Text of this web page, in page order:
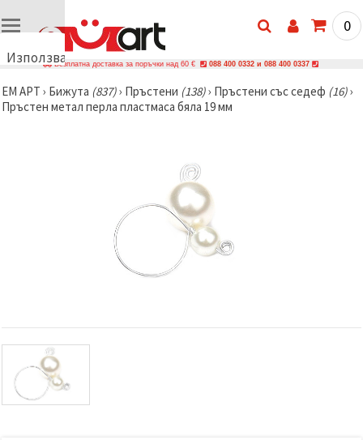
Използваме
🍪
Използваме
да
показваме
релевантно
съдържание
и реклами,
включително
0
Безплатна доставка за поръчки над 60 € 088 400 0332 и 088 400 0337
ЕМ АРТ › Бижутa (837)› Пръстени (138)› Пръстени със седеф (16)›
Пръстен метал перла пластмаса бяла 19 мм